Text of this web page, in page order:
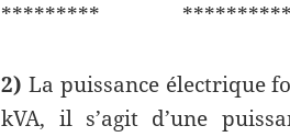
*********
2) La puissance électrique
kVA, il s’agit d’une